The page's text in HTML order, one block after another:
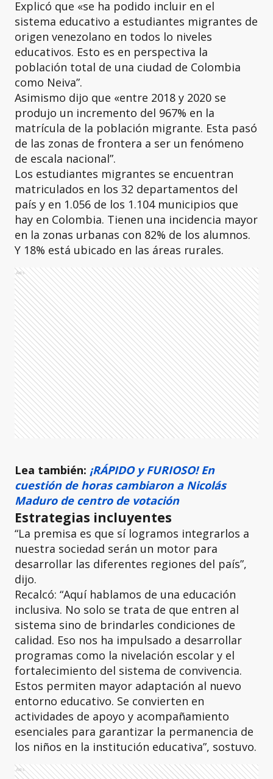
Explicó que «se ha podido incluir en el
sistema educativo a estudiantes migrantes de
origen venezolano en todos lo niveles
educativos. Esto es en perspectiva la
población total de una ciudad de Colombia
como Neiva”.
Asimismo dijo que «entre 2018 y 2020 se
produjo un incremento del 967% en la
matrícula de la población migrante. Esta pasó
de las zonas de frontera a ser un fenómeno
de escala nacional”.
Los estudiantes migrantes se encuentran
matriculados en los 32 departamentos del
país y en 1.056 de los 1.104 municipios que
hay en Colombia. Tienen una incidencia mayor
en la zonas urbanas con 82% de los alumnos.
Y 18% está ubicado en las áreas rurales.
Ads
Lea también: ¡RÁPIDO y FURIOSO! En
cuestión de horas cambiaron a Nicolás
Maduro de centro de votación
Estrategias incluyentes
“La premisa es que sí logramos integrarlos a
nuestra sociedad serán un motor para
desarrollar las diferentes regiones del país”,
dijo.
Recalcó: “Aquí hablamos de una educación
inclusiva. No solo se trata de que entren al
sistema sino de brindarles condiciones de
calidad. Eso nos ha impulsado a desarrollar
programas como la nivelación escolar y el
fortalecimiento del sistema de convivencia.
Estos permiten mayor adaptación al nuevo
entorno educativo. Se convierten en
actividades de apoyo y acompañamiento
esenciales para garantizar la permanencia de
los niños en la institución educativa”, sostuvo.
Ads